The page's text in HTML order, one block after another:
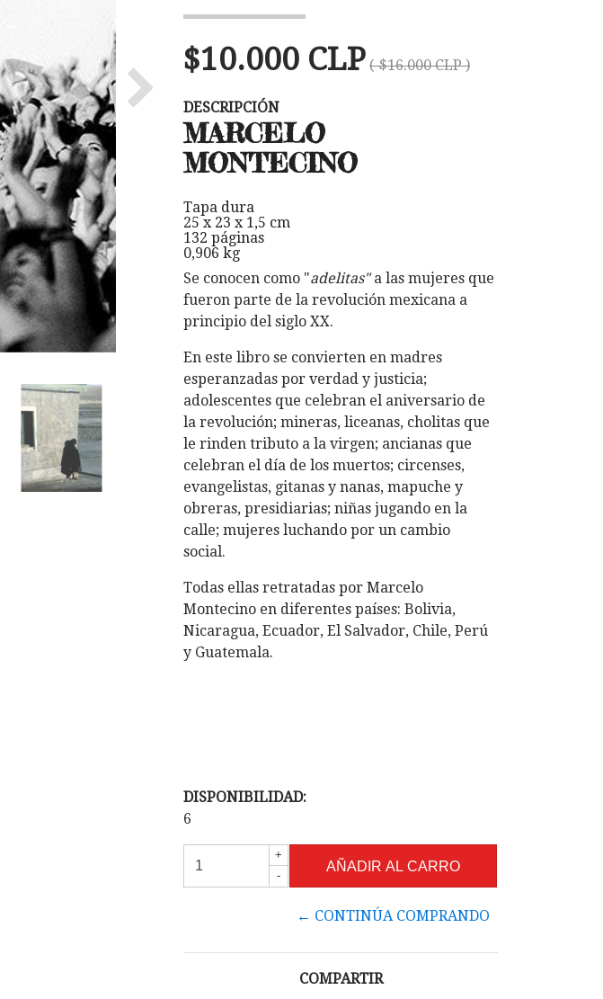
Next
$10.000 CLP ( $16.000 CLP )
DESCRIPCIÓN
MARCELO
MONTECINO
Tapa dura
25 x 23 x 1,5 cm
132 páginas
0,906 kg
Se conocen como "adelitas"a las mujeres que
fueron parte de la revolución mexicana a
principio del siglo XX.
En este libro se convierten en madres
esperanzadas por verdad y justicia;
adolescentes que celebran el aniversario de
la revolución; mineras, liceanas, cholitas que
le rinden tributo a la virgen; ancianas que
celebran el día de los muertos; circenses,
evangelistas, gitanas y nanas, mapuche y
obreras, presidiarias; niñas jugando en la
calle; mujeres luchando por un cambio
social.
Todas ellas retratadas por Marcelo
Montecino en diferentes países: Bolivia,
Nicaragua, Ecuador, El Salvador, Chile, Perú
y Guatemala.
DISPONIBILIDAD:
6
+
-
← CONTINÚA COMPRANDO
COMPARTIR